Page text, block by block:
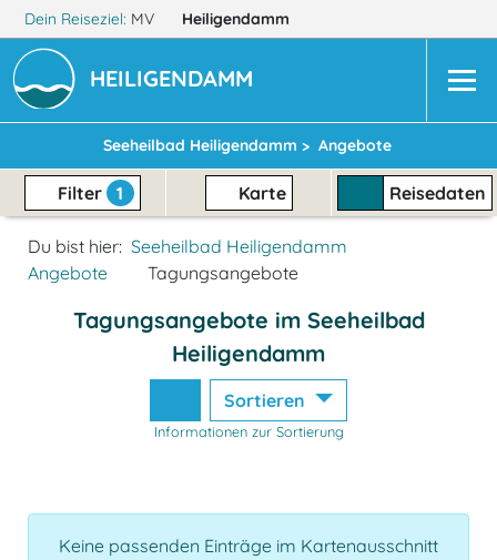
Dein Reiseziel: MV Heiligendamm
HEILIGENDAMM
Seeheilbad Heiligendamm > Angebote
Filter 1 Karte Reisedaten
Du bist hier: Seeheilbad Heiligendamm
Angebote
Tagungsangebote
Tagungsangebote im Seeheilbad
Heiligendamm
Sortieren
Informationen zur Sortierung
Keine passenden Einträge im Kartenausschnitt